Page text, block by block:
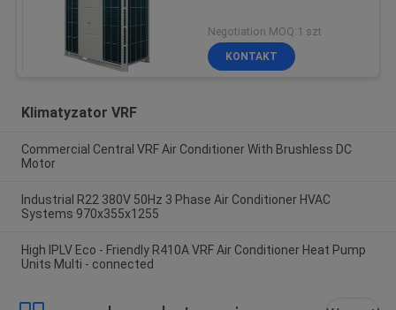
Negotiation MOQ:1 szt
KONTAKT
Klimatyzator VRF
Commercial Central VRF Air Conditioner With Brushless DC
Motor
Industrial R22 380V 50Hz 3 Phase Air Conditioner HVAC
Systems 970x355x1255
High IPLV Eco - Friendly R410A VRF Air Conditioner Heat Pump
Units Multi - connected